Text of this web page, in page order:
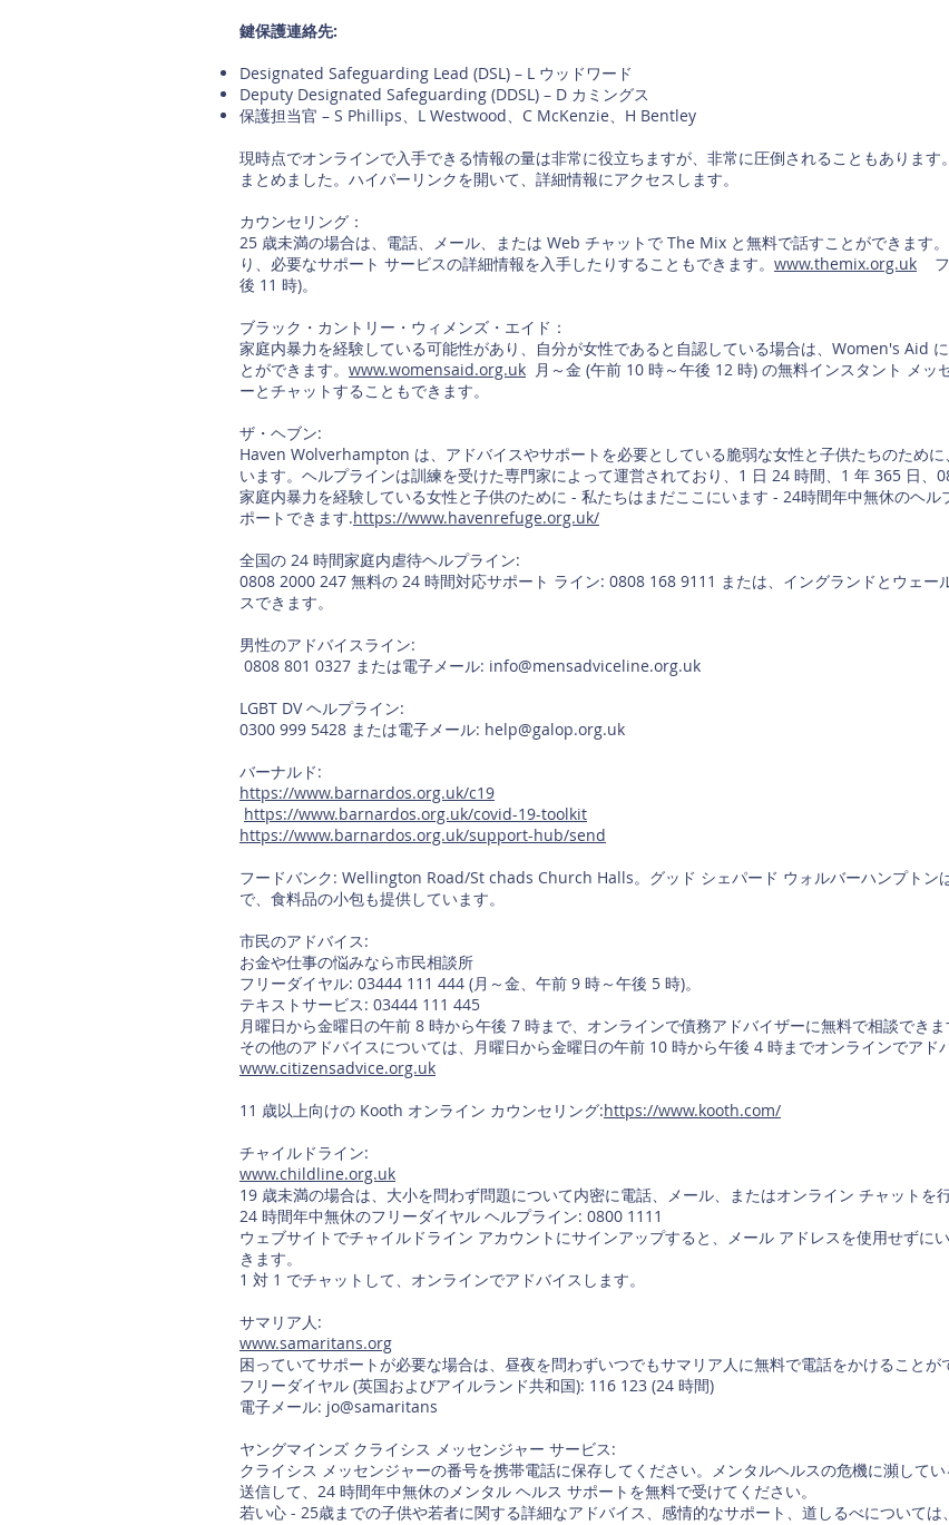
鍵保護連絡先:
Designated Safeguarding Lead (DSL) – L ウッドワード
Deputy Designated Safeguarding (DDSL) – D カミングス
保護担当官 – S Phillips、L Westwood、C McKenzie、H Bentley
現時点でオンラインで入手できる情報の量は非常に役立ちますが、非常に圧倒されることもありま
まとめました。ハイパーリンクを開いて、詳細情報にアクセスします。
カウンセリング：
25 歳未満の場合は、電話、メール、または Web チャットで The Mix と無料で話すことができます
り、必要なサポート サービスの詳細情報を入手したりすることもできます。 www.themix.org.uk フ
後 11 時)。
ブラック・カントリー・ウィメンズ・エイド：
家庭内暴力を経験している可能性があり、自分が女性であると自認している場合は、Women's Aid
とができます。 www.womensaid.org.uk 月～金 (午前 10 時～午後 12 時) の無料インスタント メ
ーとチャットすることもできます。
ザ・ヘブン:
Haven Wolverhampton は、アドバイスやサポートを必要としている脆弱な女性と子供たちのため
います。ヘルプラインは訓練を受けた専門家によって運営されており、1 日 24 時間、1 年 365 日、
家庭内暴力を経験している女性と子供のために - 私たちはまだここにいます - 24時間年中無休のヘ
ポートできます.https://www.havenrefuge.org.uk/
全国の 24 時間家庭内虐待ヘルプライン:
0808 2000 247 無料の 24 時間対応サポート ライン: 0808 168 9111 または、イングランドとウェー
スできます。
男性のアドバイスライン:
0808 801 0327 または電子メール: info@mensadviceline.org.uk
LGBT DV ヘルプライン:
0300 999 5428 または電子メール: help@galop.org.uk
バーナルド:
https://www.barnardos.org.uk/c19
https://www.barnardos.org.uk/covid-19-toolkit
https://www.barnardos.org.uk/support-hub/send
フードバンク: Wellington Road/St chads Church Halls。グッド シェパード ウォルバーハンプトン
で、食料品の小包も提供しています。
市民のアドバイス:
お金や仕事の悩みなら市民相談所
フリーダイヤル: 03444 111 444 (月～金、午前 9 時～午後 5 時)。
テキストサービス: 03444 111 445
月曜日から金曜日の午前 8 時から午後 7 時まで、オンラインで債務アドバイザーに無料で相談できま
その他のアドバイスについては、月曜日から金曜日の午前 10 時から午後 4 時までオンラインでアド
www.citizensadvice.org.uk
11 歳以上向けの Kooth オンライン カウンセリング:https://www.kooth.com/
チャイルドライン:
www.childline.org.uk
19 歳未満の場合は、大小を問わず問題について内密に電話、メール、またはオンライン チャットを
24 時間年中無休のフリーダイヤル ヘルプライン: 0800 1111
ウェブサイトでチャイルドライン アカウントにサインアップすると、メール アドレスを使用せずに
きます。
1 対 1 でチャットして、オンラインでアドバイスします。
サマリア人:
www.samaritans.org
困っていてサポートが必要な場合は、昼夜を問わずいつでもサマリア人に無料で電話をかけることが
フリーダイヤル (英国およびアイルランド共和国): 116 123 (24 時間)
電子メール: jo@samaritans
ヤングマインズ クライシス メッセンジャー サービス:
クライシス メッセンジャーの番号を携帯電話に保存してください。メンタルヘルスの危機に瀕して
送信して、24 時間年中無休のメンタル ヘルス サポートを無料で受けてください。
若い心 - 25歳までの子供や若者に関する詳細なアドバイス、感情的なサポート、道しるべについては